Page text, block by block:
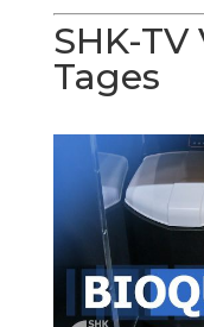
SHK-TV
Tages